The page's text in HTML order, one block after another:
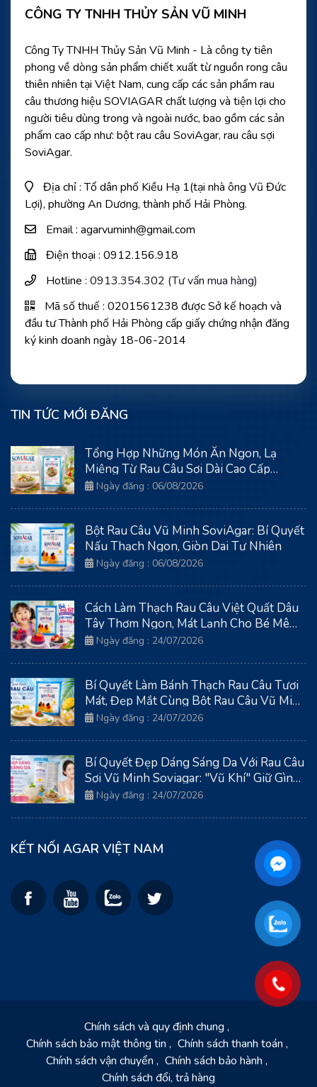
CÔNG TY TNHH THỦY SẢN VŨ MINH
Công Ty TNHH Thủy Sản Vũ Minh - Là công ty tiên
phong về dòng sản phẩm chiết xuất từ nguồn rong câu
thiên nhiên tại Việt Nam, cung cấp các sản phẩm rau
câu thương hiệu SOVIAGAR chất lượng và tiện lợi cho
người tiêu dùng trong và ngoài nước, bao gồm các sản
phẩm cao cấp như: bột rau câu SoviAgar, rau câu sợi
SoviAgar.
Địa chỉ : Tổ dân phố Kiều Hạ 1(tại nhà ông Vũ Đức
Lợi), phường An Dương, thành phố Hải Phòng.
Email : agarvuminh@gmail.com
Điện thoại : 0912.156.918
Hotline : 0913.354.302 (Tư vấn mua hàng)
Mã số thuế : 0201561238 được Sở kế hoạch và
đầu tư Thành phố Hải Phòng cấp giấy chứng nhận đăng
ký kinh doanh ngày 18-06-2014
TIN TỨC MỚI ĐĂNG
Tổng Hợp Những Món Ăn Ngon, Lạ
Miệng Từ Rau Câu Sợi Dài Cao Cấp
SoviAgar
Ngày đăng : 06/08/2026
Bột Rau Câu Vũ Minh SoviAgar: Bí Quyết
Nấu Thạch Ngon, Giòn Dai Tự Nhiên
Ngày đăng : 06/08/2026
Cách Làm Thạch Rau Câu Việt Quất Dâu
Tây Thơm Ngon, Mát Lạnh Cho Bé Mê
TítNgày đăng : 24/07/2026
Bí Quyết Làm Bánh Thạch Rau Câu Tươi
Mát, Đẹp Mắt Cùng Bột Rau Câu Vũ Minh
Soviagar
Ngày đăng : 24/07/2026
Bí Quyết Đẹp Dáng Sáng Da Với Rau Câu
Sợi Vũ Minh Soviagar: "Vũ Khí" Giữ Gìn
Thanh Xuân Từ Biển Cả
Ngày đăng : 24/07/2026
KẾT NỐI AGAR VIỆT NAM
Chính sách và quy định chung
Chính sách bảo mật thông tin
Chính sách thanh toán
Chính sách vận chuyển
Chính sách bảo hành
Chính sách đổi, trả hàng